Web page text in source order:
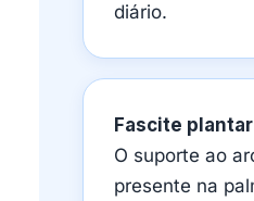
diário.
Fascite plantar
O suporte ao
presente na